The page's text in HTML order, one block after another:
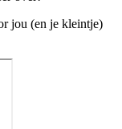
jou (en je kleintje)